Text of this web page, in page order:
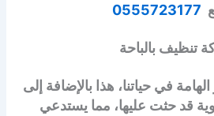
0555723177
تنظيف بالباحة
في حياتنا، هذا بالإضافة إلى
قد حثت عليها، مما يستدعي